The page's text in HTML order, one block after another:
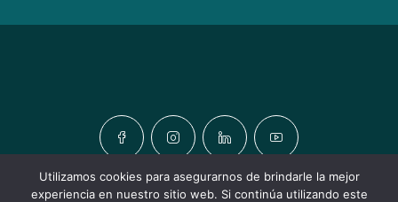
© TODOS LOS DERECHOS RESERVADOS © URBATIC HOMES
Utilizamos cookies para asegurarnos de brindarle la mejor
experiencia en nuestro sitio web. Si continúa utilizando este